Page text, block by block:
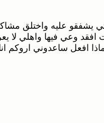
يشفقو عليه واختلق
افقد وعي فيها واهلي
افعل ساعدوني اروكم